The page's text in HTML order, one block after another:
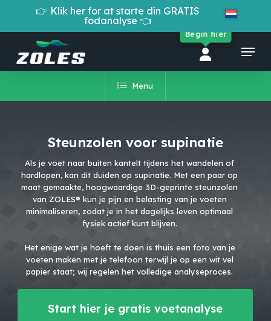
👉 Klik her for at starte din GRATIS
fodanalyse 👈
Begin hier
Menu
Cart
Menu
Steunzolen voor supinatie
Als je voet naar buiten kantelt tijdens het wandelen of
hardlopen, kan dit duiden op supinatie. Met een paar op
maat gemaakte, hoogwaardige 3D-geprinte steunzolen
van ZOLES® kun je pijn en belasting van je voeten
minimaliseren, zodat je in het dagelijks leven optimaal
fysiek actief kunt blijven.
Het enige wat je hoeft te doen is thuis een foto van je
voeten maken met je telefoon terwijl je op een wit vel
papier staat; wij regelen het volledige analyseproces.
Start hier je gratis voetanalyse
Menu